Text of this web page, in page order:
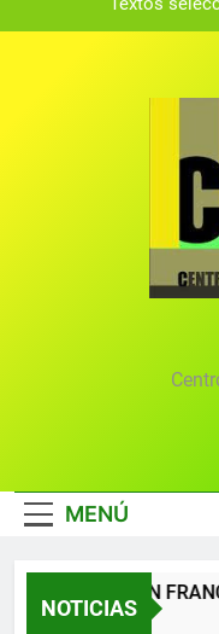
Textos
Gala del
Gala 2024 en el
Textos
Francisco
convocado por el
Gala anual virtual
MENÚ
NOTICIAS
FRANCISCO
Atrás